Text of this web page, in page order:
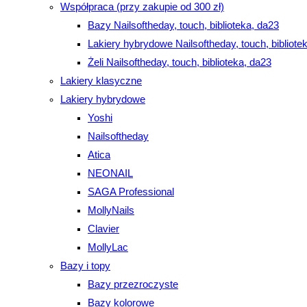
witrynie
close
the
search
panel.
Współpraca (przy zakupie od 300 zł)
Bazy Nailsoftheday, touch, biblioteka, da23
Lakiery hybrydowe Nailsoftheday, touch,
Żeli Nailsoftheday, touch, biblioteka, da23
Lakiery klasyczne
Lakiery hybrydowe
Yoshi
Nailsoftheday
Atica
NEONAIL
SAGA Professional
MollyNails
Clavier
MollyLac
Bazy i topy
Bazy przezroczyste
Bazy kolorowe